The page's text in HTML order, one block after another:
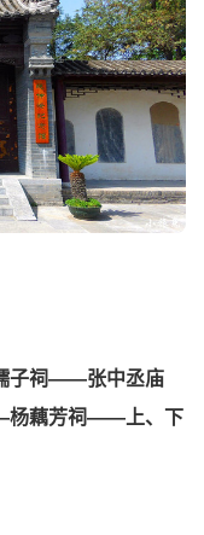
子祠——张中丞庙
藕芳祠——上、下